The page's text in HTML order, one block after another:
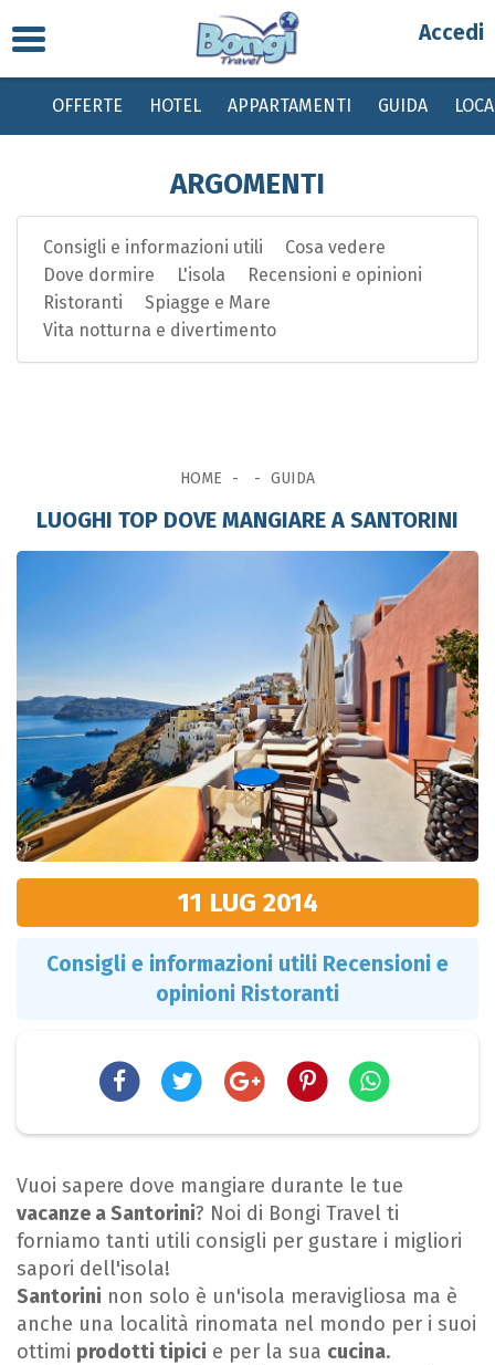
Toggle
OFFERTE HOTEL APPARTAMENTI GUIDA
Partenza
Periodo
Passeggeri
Bambini gratis da 0 a 2 anni, dai 2 ai 12 anni sconto del 20% su quota base
con tasse invariate
ARGOMENTI
Consigli e informazioni utili
Cosa vedere
Dove dormire
L'isola
Recensioni e opinioni
Ristoranti
Spiagge e Mare
Vita notturna e divertimento
HOME GUIDA
LUOGHI TOP DOVE MANGIARE A SANTORINI
11 LUG 2014
Consigli e informazioni utili Recensioni e
opinioni Ristoranti
Vuoi sapere dove mangiare durante le tue
vacanze a Santorini? Noi di Bongi Travel ti
forniamo tanti utili consigli per gustare i migliori
sapori dell'isola!
Santorini non solo è un'isola meravigliosa ma è
anche una località rinomata nel mondo per i suoi
ottimi prodotti tipici e per la sua cucina.